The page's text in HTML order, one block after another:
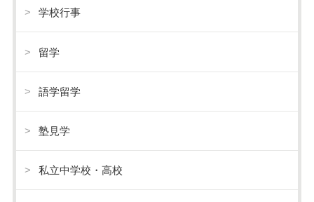
学校行事
留学
語学留学
塾見学
私立中学校・高校